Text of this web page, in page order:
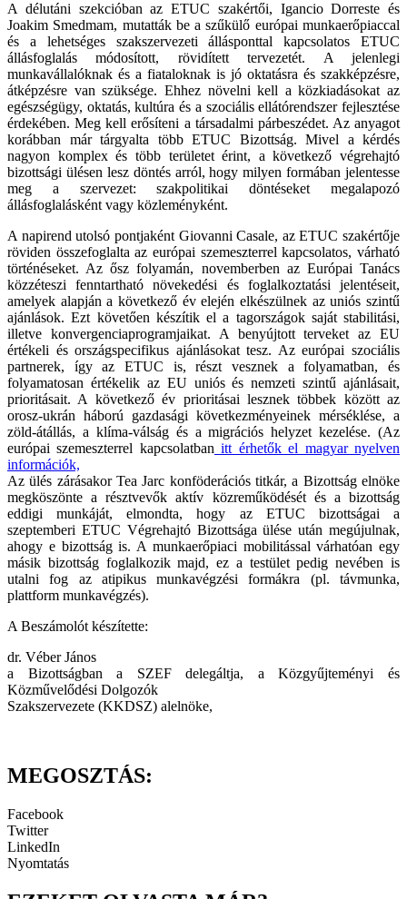
A délutáni szekcióban az ETUC szakértői, Igancio Dorreste és
Joakim Smedmam, mutatták be a szűkülő európai munkaerőpiaccal
és a lehetséges szakszervezeti állásponttal kapcsolatos ETUC
állásfoglalás módosított, rövidített tervezetét. A jelenlegi
munkavállalóknak és a fiataloknak is jó oktatásra és szakképzésre,
átképzésre van szüksége. Ehhez növelni kell a közkiadásokat az
egészségügy, oktatás, kultúra és a szociális ellátórendszer fejlesztése
érdekében. Meg kell erősíteni a társadalmi párbeszédet. Az anyagot
korábban már tárgyalta több ETUC Bizottság. Mivel a kérdés
nagyon komplex és több területet érint, a következő végrehajtó
bizottsági ülésen lesz döntés arról, hogy milyen formában jelentesse
meg a szervezet: szakpolitikai döntéseket megalapozó
állásfoglalásként vagy közleményként.
A napirend utolsó pontjaként Giovanni Casale, az ETUC szakértője
röviden összefoglalta az európai szemeszterrel kapcsolatos, várható
történéseket. Az ősz folyamán, novemberben az Európai Tanács
közzéteszi fenntartható növekedési és foglalkoztatási jelentéseit,
amelyek alapján a következő év elején elkészülnek az uniós szintű
ajánlások. Ezt követően készítik el a tagországok saját stabilitási,
illetve konvergenciaprogramjaikat. A benyújtott terveket az EU
értékeli és országspecifikus ajánlásokat tesz. Az európai szociális
partnerek, így az ETUC is, részt vesznek a folyamatban, és
folyamatosan értékelik az EU uniós és nemzeti szintű ajánlásait,
prioritásait. A következő év prioritásai lesznek többek között az
orosz-ukrán háború gazdasági következményeinek mérséklése, a
zöld-átállás, a klíma-válság és a migrációs helyzet kezelése. (Az
európai szemeszterrel kapcsolatban itt érhetők el magyar nyelven
információk,
Az ülés zárásakor Tea Jarc konföderációs titkár, a Bizottság elnöke
megköszönte a résztvevők aktív közreműködését és a bizottság
eddigi munkáját, elmondta, hogy az ETUC bizottságai a
szeptemberi ETUC Végrehajtó Bizottsága ülése után megújulnak,
ahogy e bizottság is. A munkaerőpiaci mobilitással várhatóan egy
másik bizottság foglalkozik majd, ez a testület pedig nevében is
utalni fog az atipikus munkavégzési formákra (pl. távmunka,
plattform munkavégzés).
A Beszámolót készítette:
dr. Véber János
a Bizottságban a SZEF delegáltja, a Közgyűjteményi és
Közművelődési Dolgozók
Szakszervezete (KKDSZ) alelnöke,
MEGOSZTÁS:
Facebook
Twitter
LinkedIn
Nyomtatás